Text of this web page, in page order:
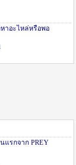
หาอะไหล่หรือพอ
แรกจาก PREY